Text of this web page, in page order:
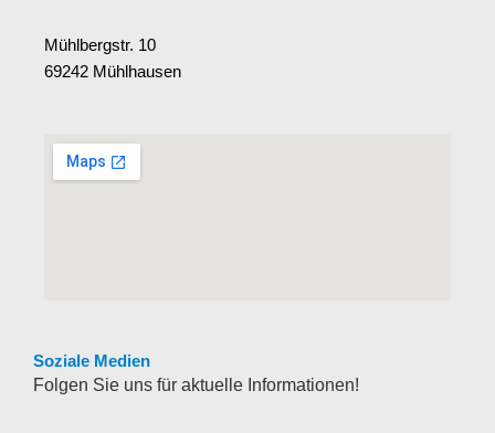
Mühlbergstr. 10
69242 Mühlhausen
Soziale Medien
Folgen Sie uns für aktuelle Informationen!